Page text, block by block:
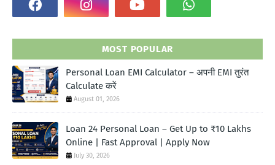
MOST POPULAR
Personal Loan EMI Calculator – अपनी EMI तुरंत
Calculate करें
August 01, 2026
Loan 24 Personal Loan – Get Up to ₹10 Lakhs
Online | Fast Approval | Apply Now
July 30, 2026